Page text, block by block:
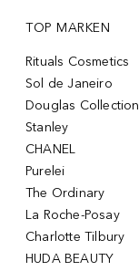
TOP MARKEN
Rituals Cosmetics
Sol de Janeiro
Douglas Collection
Stanley
CHANEL
Purelei
The Ordinary
La Roche-Posay
Charlotte Tilbury
HUDA BEAUTY